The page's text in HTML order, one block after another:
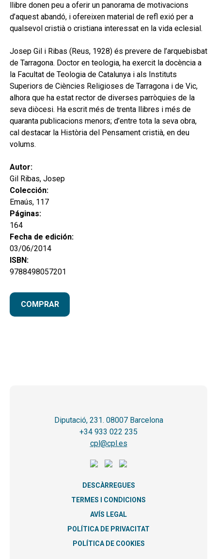
llibre donen peu a oferir un panorama de motivacions
d’aquest abandó, i ofereixen material de refl exió per a
qualsevol cristià o cristiana interessat en la vida eclesial.
Josep Gil i Ribas (Reus, 1928) és prevere de l’arquebisbat
de Tarragona. Doctor en teologia, ha exercit la docència a
la Facultat de Teologia de Catalunya i als Instituts
Superiors de Ciències Religioses de Tarragona i de Vic,
alhora que ha estat rector de diverses parròquies de la
seva diòcesi. Ha escrit més de trenta llibres i més de
quaranta publicacions menors; d’entre tota la seva obra,
cal destacar la Història del Pensament cristià, en deu
volums.
Autor:
Gil Ribas, Josep
Colección:
Emaús, 117
Páginas:
164
Fecha de edición:
03/06/2014
ISBN:
9788498057201
COMPRAR
Diputació, 231. 08007 Barcelona
+34 933 022 235
cpl@cpl.es
DESCÀRREGUES
TERMES I CONDICIONS
AVÍS LEGAL
POLÍTICA DE PRIVACITAT
POLÍTICA DE COOKIES